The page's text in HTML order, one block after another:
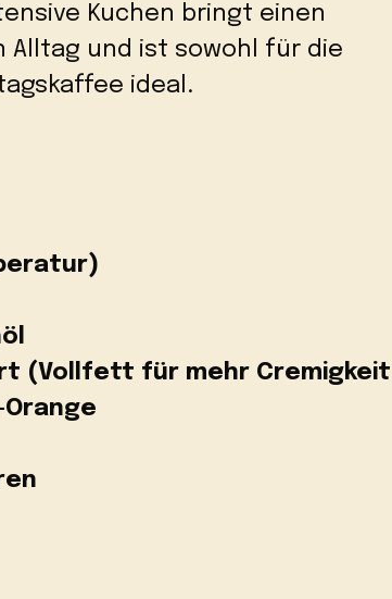
Kuchen bringt einen
Alltag und ist sowohl für die
ideal.
(Vollfett für mehr